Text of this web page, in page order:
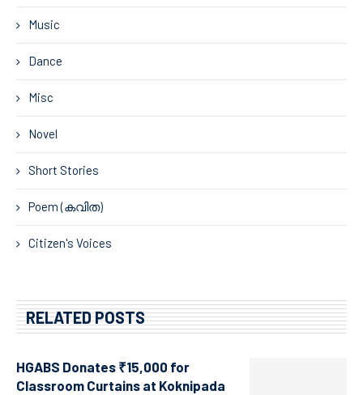
Music
Dance
Misc
Novel
Short Stories
Poem (കവിത)
Citizen's Voices
RELATED POSTS
HGABS Donates ₹15,000 for
Classroom Curtains at Koknipada